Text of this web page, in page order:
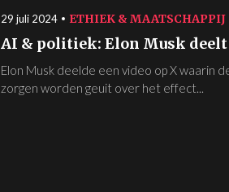
29 juli 2024 ETHIEK & MAATSCHAPPIJ
AI & politiek: Elon Musk
Elon Musk deelde een video op X waarin
zorgen worden geuit over het effect...